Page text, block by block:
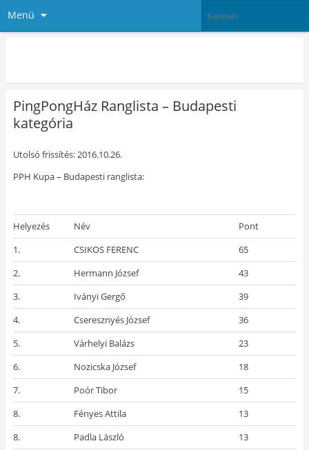
Menü
PingPongHáz Ranglista – Budapesti
kategória
Utolsó frissítés: 2016.10.26.
PPH Kupa – Budapesti ranglista:
Helyezés Név
Pont
1.
CSIKOS FERENC
65
2.
Hermann József
43
3.
Iványi Gergő
39
4.
Cseresznyés József
36
5.
Várhelyi Balázs
23
6.
Nozicska József
18
7.
Poór Tibor
15
8.
Fényes Attila
13
8.
Padla László
13